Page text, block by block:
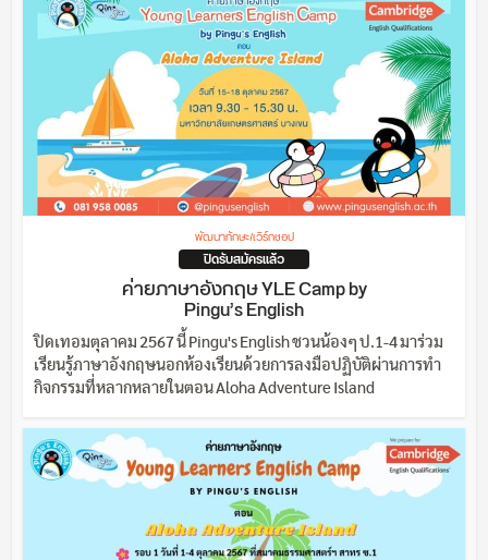
พัฒนาทักษะ/เวิร์กชอป
ปิดรับสมัครแล้ว
ค่ายภาษาอังกฤษ YLE Camp by
Pingu’s English
ปิดเทอมตุลาคม 2567 นี้ Pingu's English ชวนน้องๆ ป.1-4 มาร่วม
เรียนรู้ภาษาอังกฤษนอกห้องเรียนด้วยการลงมือปฏิบัติผ่านการทำ
กิจกรรมที่หลากหลายในตอน Aloha Adventure Island